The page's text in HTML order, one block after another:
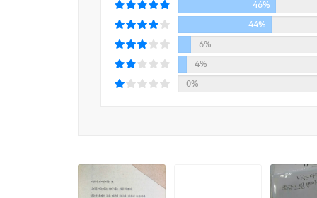
컴퓨터 모니터에 하얀 한글창을 띄워놓고 있으면
늘도 공치면 안 되는데.’ 마음이 또 바빠졌다. 그
라도 듣자, 쉴 새 없이 내 안에 정보들을 쑤셔 넣
어른이 되어간다는 것, 나이를 먹는다는 것이 나
난 왜 이렇게 평범한 걸까, 난 왜 이렇게 어중간
징징대는 나 자신에게 짜증내본 적 있다면.
실망할까봐 두려워 어떤 시도도 하지 못한 채 미
46%
44%
6%
4%
0%